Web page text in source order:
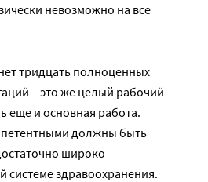
невозможно на все
тридцать полноценных
– это же целый рабочий
еще и основная работа.
должны быть
широко
системе здравоохранения.